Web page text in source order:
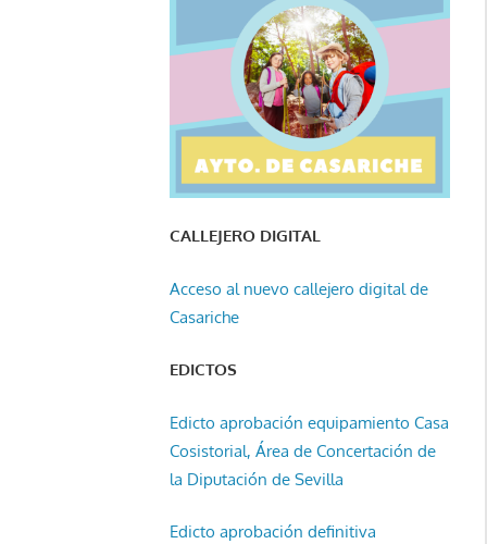
CALLEJERO DIGITAL
Acceso al nuevo callejero digital de
Casariche
EDICTOS
Edicto aprobación equipamiento Casa
Cosistorial, Área de Concertación de
la Diputación de Sevilla
Edicto aprobación definitiva